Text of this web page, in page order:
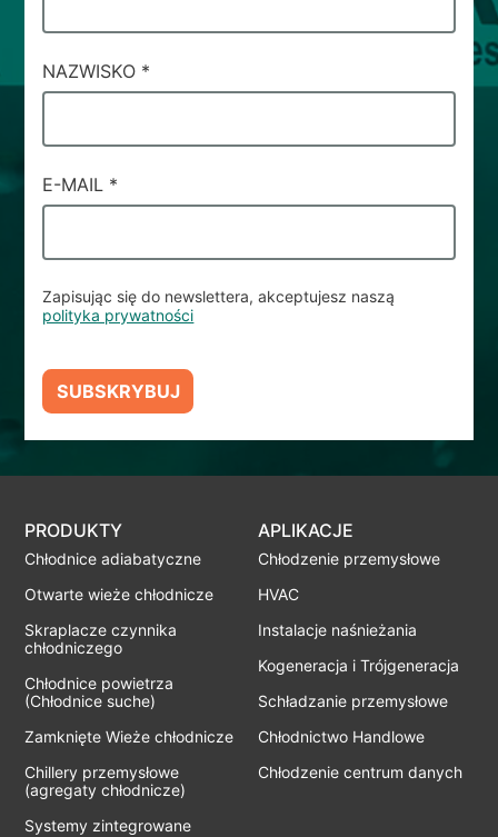
NAZWISKO *
E-MAIL *
Zapisując się do newslettera, akceptujesz naszą
polityka prywatności
SUBSKRYBUJ
PRODUKTY
Chłodnice adiabatyczne
Otwarte wieże chłodnicze
Skraplacze czynnika
chłodniczego
Chłodnice powietrza
(Chłodnice suche)
Zamknięte Wieże chłodnicze
Chillery przemysłowe
(agregaty chłodnicze)
Systemy zintegrowane
APLIKACJE
Chłodzenie przemysłowe
HVAC
Instalacje naśnieżania
Kogeneracja i Trójgeneracja
Schładzanie przemysłowe
Chłodnictwo Handlowe
Chłodzenie centrum danych